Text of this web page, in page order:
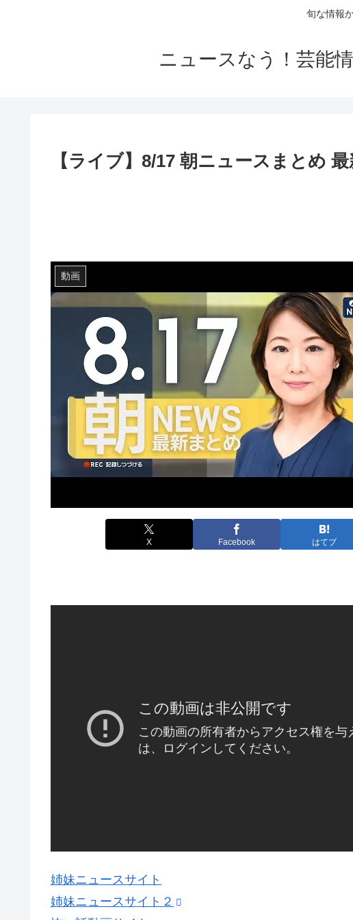
旬な情報
ニュースなう！芸能
【ライブ】8/17 朝ニュースまとめ
動画
X Facebook はてブ
姉妹ニュースサイト
姉妹ニュースサイト２